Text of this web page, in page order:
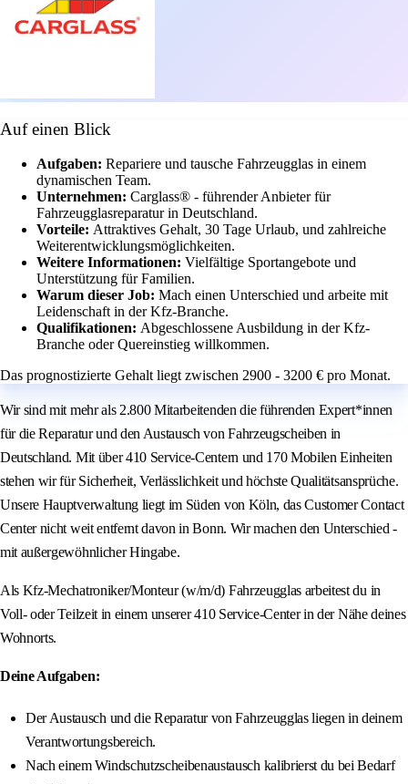
Auf einen Blick
Aufgaben: Repariere und tausche Fahrzeugglas in einem
dynamischen Team.
Unternehmen: Carglass® - führender Anbieter für
Fahrzeugglasreparatur in Deutschland.
Vorteile: Attraktives Gehalt, 30 Tage Urlaub, und zahlreiche
Weiterentwicklungsmöglichkeiten.
Weitere Informationen: Vielfältige Sportangebote und
Unterstützung für Familien.
Warum dieser Job: Mach einen Unterschied und arbeite mit
Leidenschaft in der Kfz-Branche.
Qualifikationen: Abgeschlossene Ausbildung in der Kfz-
Branche oder Quereinstieg willkommen.
Das prognostizierte Gehalt liegt zwischen 2900 - 3200 € pro Monat.
Wir sind mit mehr als 2.800 Mitarbeitenden die führenden Expert*innen
für die Reparatur und den Austausch von Fahrzeugscheiben in
Deutschland. Mit über 410 Service-Centern und 170 Mobilen Einheiten
stehen wir für Sicherheit, Verlässlichkeit und höchste Qualitätsansprüche.
Unsere Hauptverwaltung liegt im Süden von Köln, das Customer Contact
Center nicht weit entfernt davon in Bonn. Wir machen den Unterschied -
mit außergewöhnlicher Hingabe.
Als Kfz-Mechatroniker/Monteur (w/m/d) Fahrzeugglas arbeitest du in
Voll- oder Teilzeit in einem unserer 410 Service-Center in der Nähe deines
Wohnorts.
Deine Aufgaben:
Der Austausch und die Reparatur von Fahrzeugglas liegen in deinem
Verantwortungsbereich.
Nach einem Windschutzscheibenaustausch kalibrierst du bei Bedarf